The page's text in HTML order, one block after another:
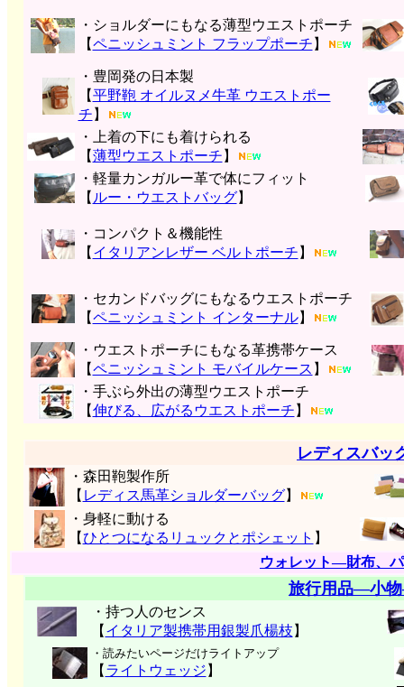
・ショルダーにもなる薄型ウエストポーチ
【ペニッシュミント フラップポーチ 】
・豊岡発の日本製
【平野鞄 オイルヌメ牛革 ウエストポー
チ 】
・上着の下にも着けられる
【薄型ウエストポーチ 】
・軽量カンガルー革で体にフィット
【 ルー・ウエストバッグ】
・コンパクト＆機能性
【 イタリアンレザー ベルトポーチ 】
・セカンドバッグにもなるウエストポーチ
【ペニッシュミント インターナル】
・ウエストポーチにもなる革携帯ケース
【ペニッシュミント モバイルケース 】
・手ぶら外出の薄型ウエストポーチ
【伸びる、広がるウエストポーチ 】
レディスバッ
・森田鞄製作所
【 レディス馬革ショルダーバッグ】
・身軽に動ける
【ひとつになるリュックとポシェット 】
ウォレット―財布、
旅行用品―小
・持つ人のセンス
【 イタリア製携帯用銀製爪楊枝 】
・読みたいページだけライトアップ
【 ライトウェッジ 】